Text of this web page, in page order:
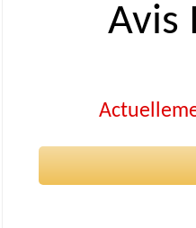
Avis